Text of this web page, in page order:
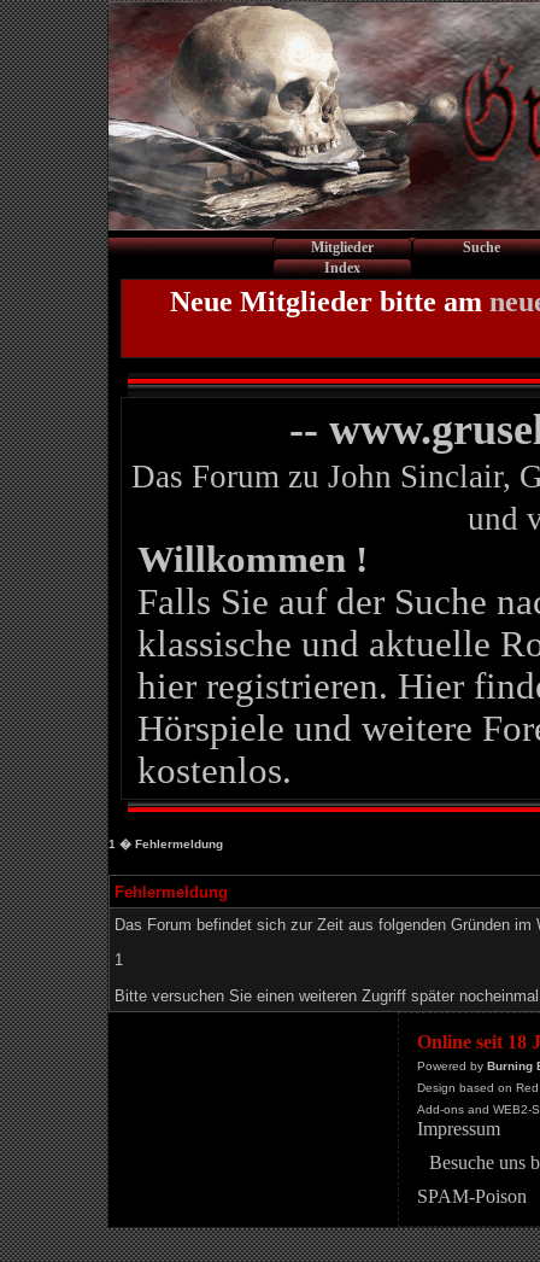
Mitglieder
Suche
Index
Neue Mitglieder bitte am
--
Das Forum zu John Sinclair,
und
Willkommen !
Falls Sie auf der Suche
klassische und aktuelle
hier registrieren. Hier
Hörspiele und weitere
kostenlos.
1 � Fehlermeldung
Fehlermeldung
Das Forum befindet sich zur Zeit aus folgenden Gründen im
1
Bitte versuchen Sie einen weiteren Zugriff später
Online seit 18
Powered by Burning
Design based on
Add-ons and WEB2-
Impressum
Besuche uns
SPAM-Poison